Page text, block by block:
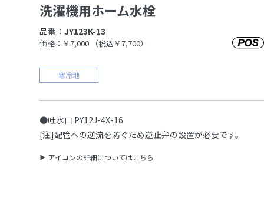
洗濯機用ホーム水栓
品番： JY123K-13
価格：￥7,000 （税込￥7,700）
寒冷地
●吐水口 PY12J-4X-16
[注]配管への逆流を防ぐため逆止弁の設置が必要です。
アイコンの詳細についてはこちら